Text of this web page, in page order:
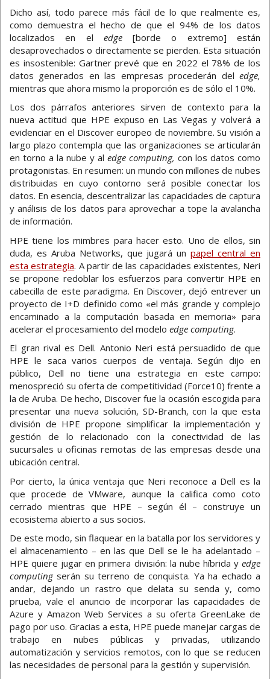
Dicho así, todo parece más fácil de lo que realmente es,
como demuestra el hecho de que el 94% de los datos
localizados en el edge[borde o extremo] están
desaprovechados o directamente se pierden. Esta situación
es insostenible: Gartner prevé que en 2022 el 78% de los
datos generados en las empresas procederán del edge,
mientras que ahora mismo la proporción es de sólo el 10%.
Los dos párrafos anteriores sirven de contexto para la
nueva actitud que HPE expuso en Las Vegas y volverá a
evidenciar en el Discover europeo de noviembre. Su visión a
largo plazo contempla que las organizaciones se articularán
en torno a la nube y al edge computing, con los datos como
protagonistas. En resumen: un mundo con millones de nubes
distribuidas en cuyo contorno será posible conectar los
datos. En esencia, descentralizar las capacidades de captura
y análisis de los datos para aprovechar a tope la avalancha
de información.
HPE tiene los mimbres para hacer esto. Uno de ellos, sin
duda, es Aruba Networks, que jugará unpapel central en
esta estrategia. A partir de las capacidades existentes, Neri
se propone redoblar los esfuerzos para convertir HPE en
cabecilla de este paradigma. En Discover, dejó entrever un
proyecto de I+D definido como «el más grande y complejo
encaminado a la computación basada en memoria» para
acelerar el procesamiento del modelo edge computing.
El gran rival es Dell. Antonio Neri está persuadido de que
HPE le saca varios cuerpos de ventaja. Según dijo en
público, Dell no tiene una estrategia en este campo:
menospreció su oferta de competitividad (Force10) frente a
la de Aruba. De hecho, Discover fue la ocasión escogida para
presentar una nueva solución, SD-Branch, con la que esta
división de HPE propone simplificar la implementación y
gestión de lo relacionado con la conectividad de las
sucursales u oficinas remotas de las empresas desde una
ubicación central.
Por cierto, la única ventaja que Neri reconoce a Dell es la
que procede de VMware, aunque la califica como coto
cerrado mientras que HPE – según él – construye un
ecosistema abierto a sus socios.
De este modo, sin flaquear en la batalla por los servidores y
el almacenamiento – en las que Dell se le ha adelantado –
HPE quiere jugar en primera división: la nube híbrida y edge
computingserán su terreno de conquista. Ya ha echado a
andar, dejando un rastro que delata su senda y, como
prueba, vale el anuncio de incorporar las capacidades de
Azure y Amazon Web Services a su oferta GreenLake de
pago por uso. Gracias a esta, HPE puede manejar cargas de
trabajo en nubes públicas y privadas, utilizando
automatización y servicios remotos, con lo que se reducen
las necesidades de personal para la gestión y supervisión.